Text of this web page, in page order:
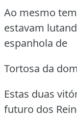
Ao mesmo
estavam
espanhola de
Tortosa da
Estas duas
futuro dos